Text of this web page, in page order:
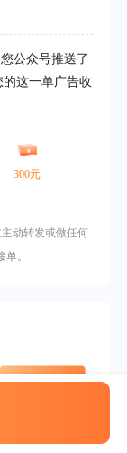
公众号推送了
的这一单广告收
300元
动转发或做任何
。
结款无门槛
现